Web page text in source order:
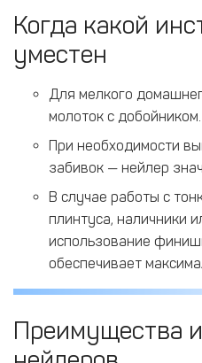
Когда какой
уместен
Для мелкого
молоток с добойником.
При необходимости
забивок — нейлер
В случае работы с
плинтуса, наличники
использование
обеспечивает
Преимущества